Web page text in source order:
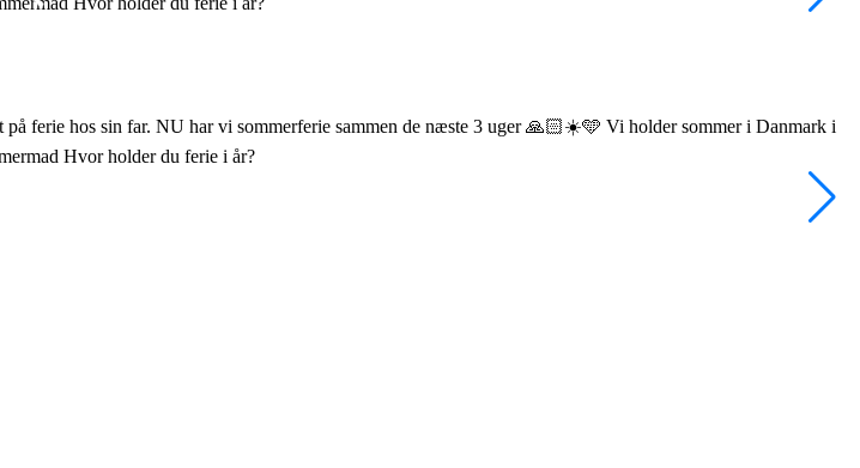
ferie hos sin far. NU har vi sommerferie sammen de næste 3 uger 🙏🏻☀️🩵 Vi holder sommer i Danmark i
Hvor holder du ferie i år?